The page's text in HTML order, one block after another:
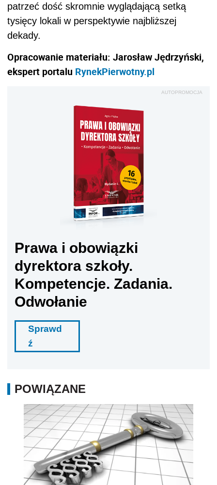
patrzeć dość skromnie wyglądającą setką
tysięcy lokali w perspektywie najbliższej
dekady.
Opracowanie materiału: Jarosław Jędrzyński,
ekspert portalu RynekPierwotny.pl
AUTOPROMOCJA
Prawa i obowiązki
dyrektora szkoły.
Kompetencje. Zadania.
Odwołanie
Sprawd
ź
POWIĄZANE